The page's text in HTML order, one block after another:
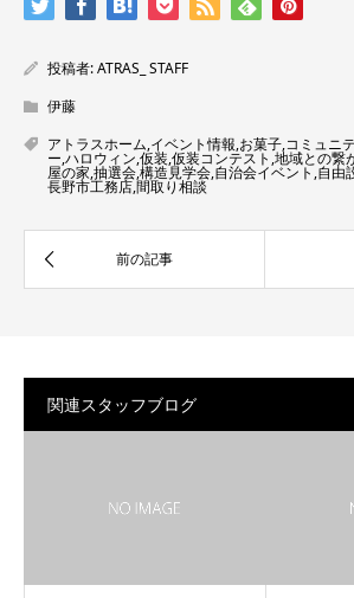
投稿者:ATRAS_ STAFF
伊藤
アトラスホーム,イベント情報,お菓子,コミュニ
ー,ハロウィン,仮装,仮装コンテスト ,地域との繋
屋の家,抽選会,構造見学会,自治会イベント,自由
長野市工務店,間取り相談
関連スタッフブログ